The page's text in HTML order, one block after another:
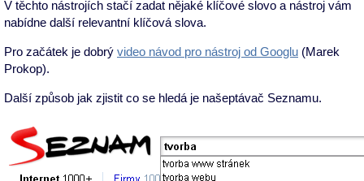
V těchto nástrojích stačí zadat nějaké klíčové slovo a nástroj vám
nabídne další relevantní klíčová slova.
Pro začátek je dobrý video návod pro nástroj od Googlu (Marek
Prokop).
Další způsob jak zjistit co se hledá je našeptávač Seznamu.